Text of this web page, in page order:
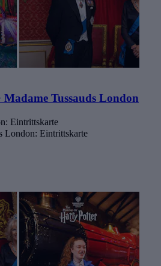
Tussauds London
Eintrittskarte
London: Eintrittskarte